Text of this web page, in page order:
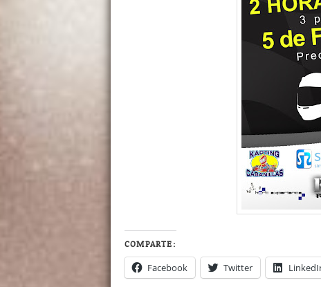
COMPARTE:
Facebook Twitter